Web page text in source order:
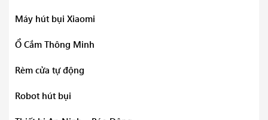
Máy hút bụi Xiaomi
Ổ Cắm Thông Minh
Rèm cửa tự động
Robot hút bụi